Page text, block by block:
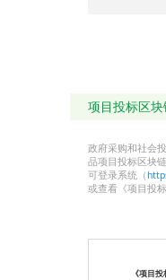
项目投标区
政府采购和社会
品项目投标区块
可登录系统（
或查看《项目投
《项目